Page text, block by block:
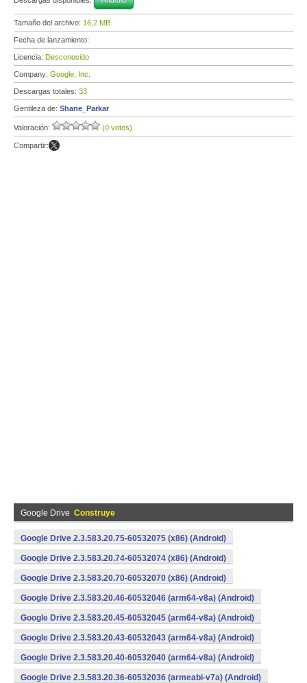
Tamaño del archivo: 16,2 MB
Fecha de lanzamiento:
Licencia: Desconocido
Company: Google, Inc.
Descargas totales: 33
Gentileza de: Shane_Parkar
Valoración: (0 votos)
Compartir:
Google Drive Construye
Google Drive 2.3.583.20.75-60532075 (x86) (Android)
Google Drive 2.3.583.20.74-60532074 (x86) (Android)
Google Drive 2.3.583.20.70-60532070 (x86) (Android)
Google Drive 2.3.583.20.46-60532046 (arm64-v8a) (Android)
Google Drive 2.3.583.20.45-60532045 (arm64-v8a) (Android)
Google Drive 2.3.583.20.43-60532043 (arm64-v8a) (Android)
Google Drive 2.3.583.20.40-60532040 (arm64-v8a) (Android)
Google Drive 2.3.583.20.36-60532036 (armeabi-v7a) (Android)